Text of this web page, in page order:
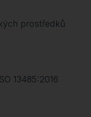
prostředků
13485:2016